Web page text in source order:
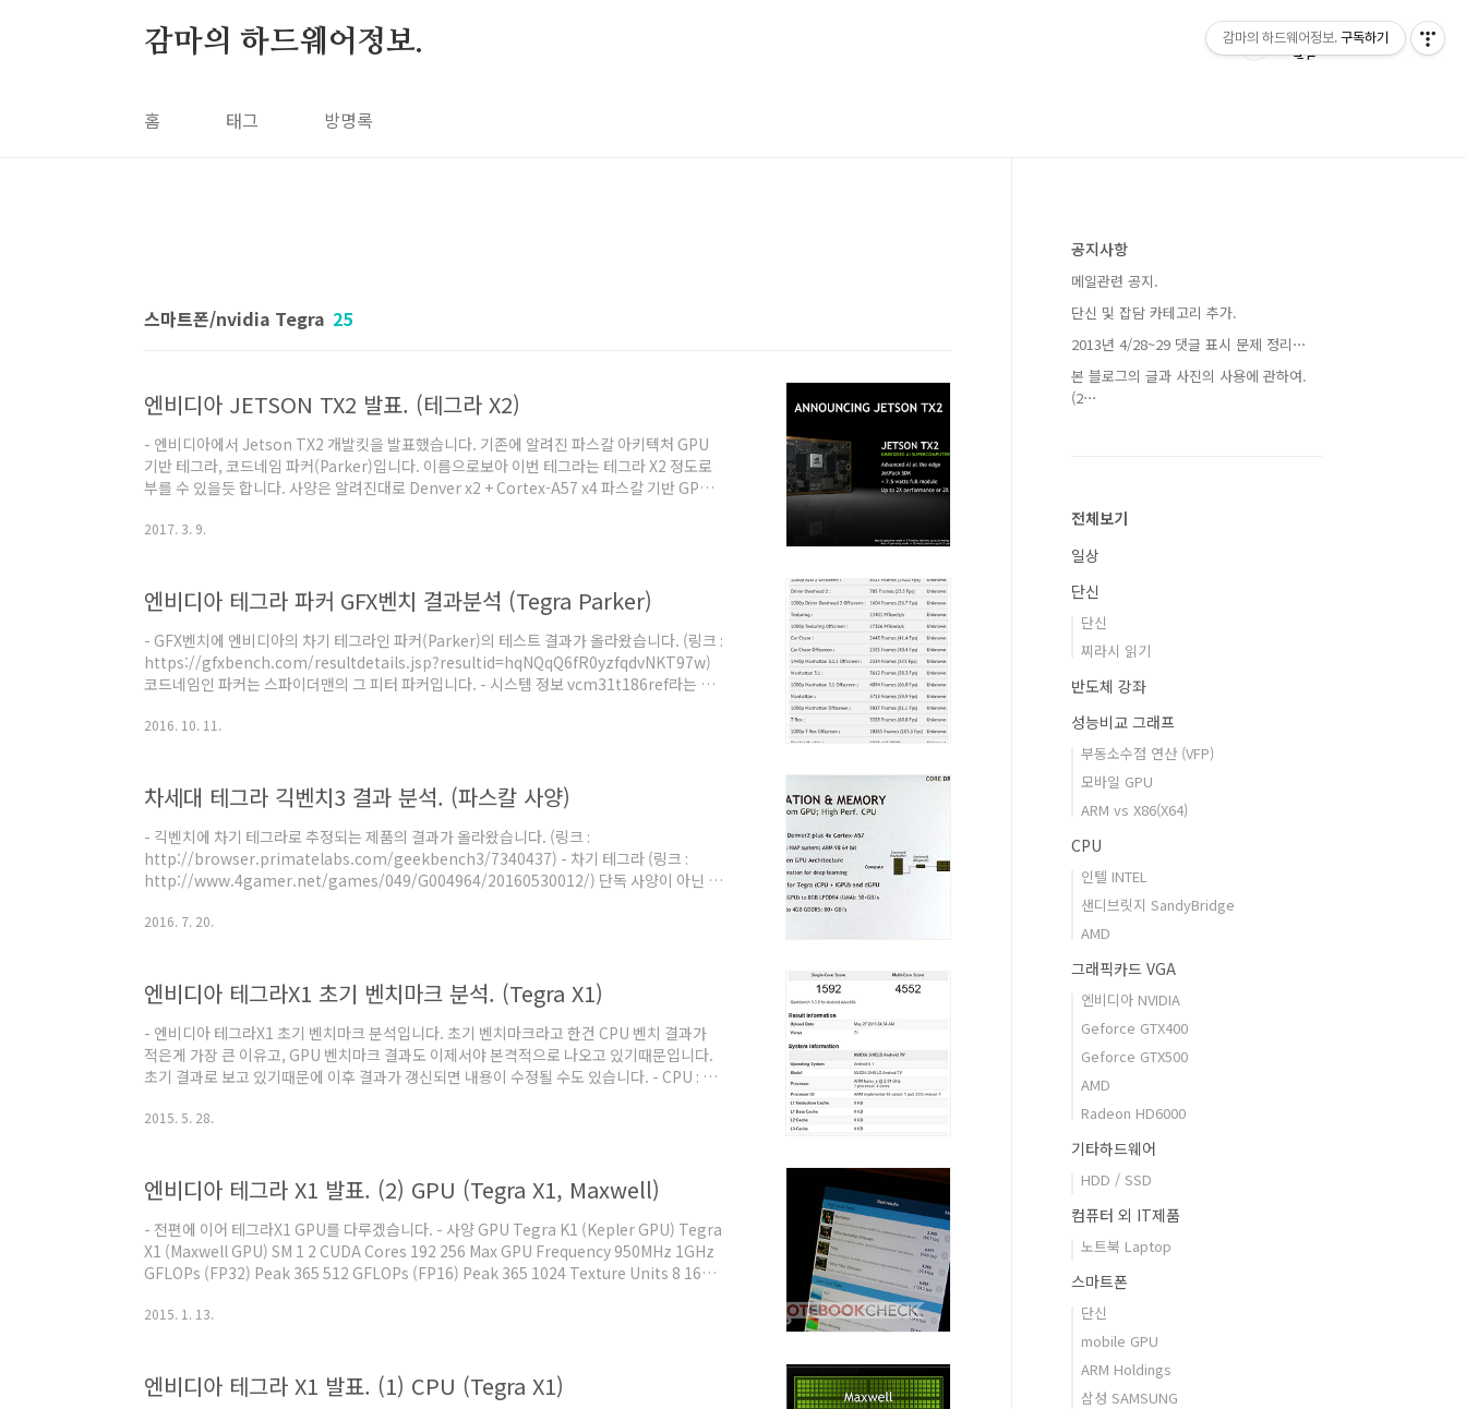
감마의 하드웨어정보.
홈 태그 방명록
스마트폰/nvidia Tegra 25
엔비디아 JETSON TX2 발표. (테그라 X2)
- 엔비디아에서 Jetson TX2 개발킷을 발표했습니다. 기존에 알려진 파스칼 아키텍처 GPU
기반 테그라, 코드네임 파커(Parker)입니다. 이름으로보아 이번 테그라는 테그라 X2 정도로
부를 수 있을듯 합니다. 사양은 알려진대로 Denver x2 + Cortex-A57 x4 파스칼 기반 GPU
다. MAX-Q : 최대 에너지 효율. 전력 7.5W 이하. (TX1 대비 에너지 효율 최대 2배) MAX-P : 최
2017. 3. 9.
엔비디아 테그라 파커 GFX벤치 결과분석 (Tegra Parker)
- GFX벤치에 엔비디아의 차기 테그라인 파커(Parker)의 테스트 결과가 올라왔습니다. (링크 :
https://gfxbench.com/resultdetails.jsp?resultid=hqNQqQ6fR0yzfqdvNKT97w)
코드네임인 파커는 스파이더맨의 그 피터 파커입니다. - 시스템 정보 vcm31t186ref라는 이
Cortex-A57 x4 로 알려진 사양하고 일치합니다. 시스템 정보로 보면 1.9GHz로 나옵니다. 긱
2016. 10. 11.
차세대 테그라 긱벤치3 결과 분석. (파스칼 사양)
- 긱벤치에 차기 테그라로 추정되는 제품의 결과가 올라왔습니다. (링크 :
http://browser.primatelabs.com/geekbench3/7340437) - 차기 테그라 (링크 :
http://www.4gamer.net/games/049/G004964/20160530012/) 단독 사양이 아닌 차
뒤로 4개있고, 이미지상 다이 크기는 약 13mm x 12.5mm = 163mm2 수준입니다. 줄여잡
CPU : Denv..
2016. 7. 20.
엔비디아 테그라X1 초기 벤치마크 분석. (Tegra X1)
- 엔비디아 테그라X1 초기 벤치마크 분석입니다. 초기 벤치마크라고 한건 CPU 벤치 결과가
적은게 가장 큰 이유고, GPU 벤치마크 결과도 이제서야 본격적으로 나오고 있기때문입니다.
초기 결과로 보고 있기때문에 이후 결과가 갱신되면 내용이 수정될 수도 있습니다. - CPU : 클
는 쿼드코어로 나오고 있습니다. (링크 : 엔비디아 테그라 X1 발표. (1) CPU (Tegra X1)) 긱벤
도 확인할 수 있습니다...
2015. 5. 28.
엔비디아 테그라 X1 발표. (2) GPU (Tegra X1, Maxwell)
- 전편에 이어 테그라X1 GPU를 다루겠습니다. - 사양 GPU Tegra K1 (Kepler GPU) Tegra
X1 (Maxwell GPU) SM 1 2 CUDA Cores 192 256 Max GPU Frequency 950MHz 1GHz
GFLOPs (FP32) Peak 365 512 GFLOPs (FP16) Peak 365 1024 Texture Units 8 16
Bandwidth 14.9 GB/s 25.6 GB/s ROPs 4 16 L2 Cache size 128KB 256KB
2015. 1. 13.
엔비디아 테그라 X1 발표. (1) CPU (Tegra X1)
공지사항
메일관련 공지.
단신 및 잡담 카테고리 추가.
2013년 4/28~29 댓글 표시 문제 정리⋯
본 블로그의 글과 사진의 사용에 관하여.
(2⋯
전체보기
일상
단신
단신
찌라시 읽기
반도체 강좌
성능비교 그래프
부동소수점 연산 (VFP)
모바일 GPU
ARM vs X86(X64)
CPU
인텔 INTEL
샌디브릿지 SandyBridge
AMD
그래픽카드 VGA
엔비디아 NVIDIA
Geforce GTX400
Geforce GTX500
AMD
Radeon HD6000
기타하드웨어
HDD / SSD
컴퓨터 외 IT제품
노트북 Laptop
스마트폰
단신
mobile GPU
ARM Holdings
삼성 SAMSUNG
감마의 하드웨어정보. 구독하기